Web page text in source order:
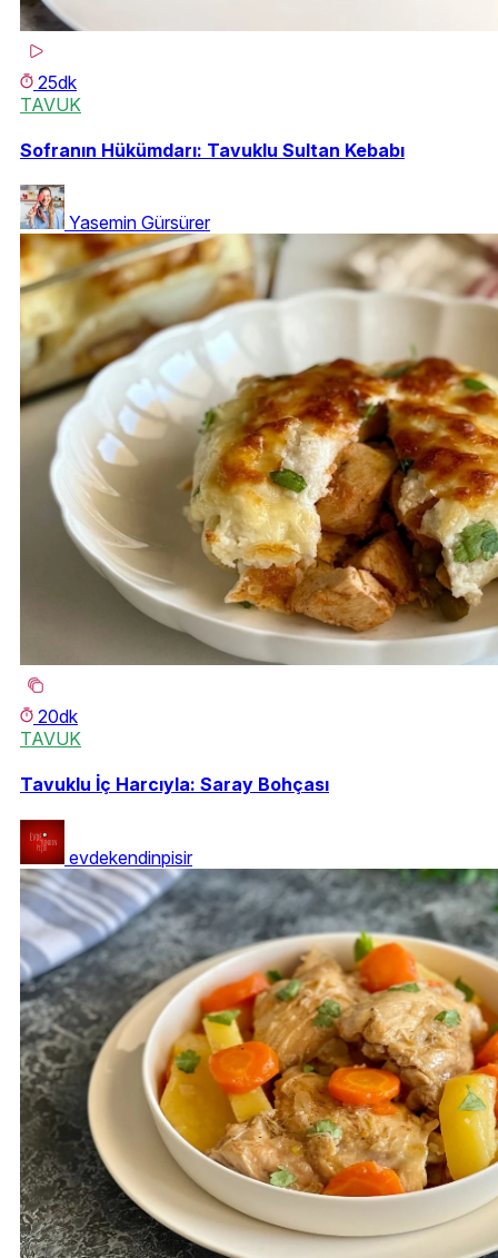
25dk
TAVUK
Sofranın Hükümdarı: Tavuklu Sultan Kebabı
Yasemin Gürsürer
20dk
TAVUK
Tavuklu İç Harcıyla: Saray Bohçası
evdekendinpisir